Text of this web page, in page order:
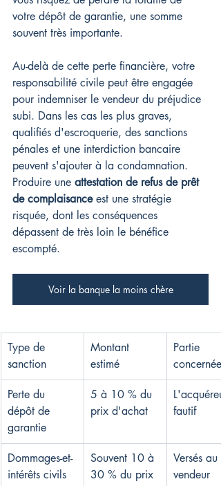
votre dépôt de garantie, une somme
souvent très importante.
Au-delà de cette perte financière, votre
responsabilité civile peut être engagée
pour indemniser le vendeur du préjudice
subi. Dans les cas les plus graves,
qualifiés d'escroquerie, des sanctions
pénales et une interdiction bancaire
peuvent s'ajouter à la condamnation.
Produire une attestation de refus de prêt
de complaisance est une stratégie
risquée, dont les conséquences
dépassent de très loin le bénéfice
escompté.
Voir la banque la moins chère
Type de
sanction
Montant
estimé
Partie
concernée
Perte du
dépôt de
garantie
5 à 10 % du
prix d'achat
fautif
Dommages-et-
intérêts civils
Souvent 10 à
30 % du prix
Versés au
vendeur